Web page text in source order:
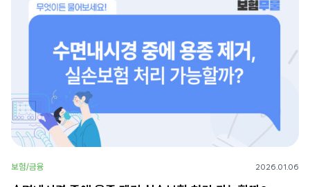
보험/금융 2026.01.06